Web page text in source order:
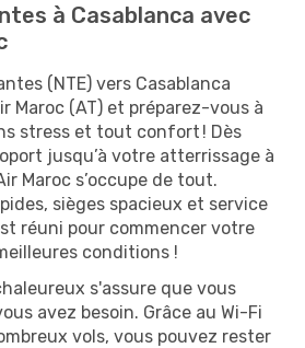
à Casablanca avec
(NTE) vers Casablanca
Maroc (AT) et préparez-vous à
stress et tout confort ! Dès
jusqu’à votre atterrissage à
Maroc s’occupe de tout.
sièges spacieux et service
réuni pour commencer votre
conditions !
s'assure que vous
avez besoin. Grâce au Wi-Fi
vols, vous pouvez rester